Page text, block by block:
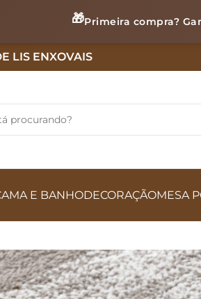
🎁Primeira compra?
LIS ENXOVAIS
E BANHODECORAÇÃOMESA